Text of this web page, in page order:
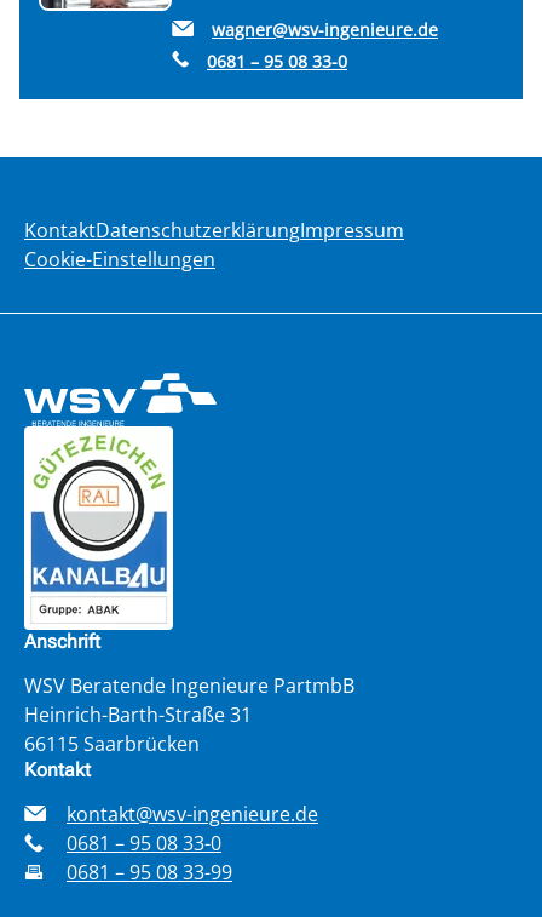
wagner@wsv-ingenieure.de
0681 – 95 08 33-0
KontaktDatenschutzerklärungImpressum
Cookie-Einstellungen
Anschrift
WSV Beratende Ingenieure PartmbB
Heinrich-Barth-Straße 31
66115 Saarbrücken
Kontakt
kontakt@wsv-ingenieure.de
0681 – 95 08 33-0
0681 – 95 08 33-99